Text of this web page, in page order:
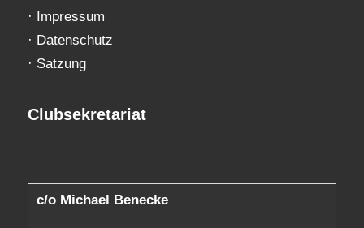
· Impressum
· Datenschutz
· Satzung
Clubsekretariat
c/o Michael Benecke